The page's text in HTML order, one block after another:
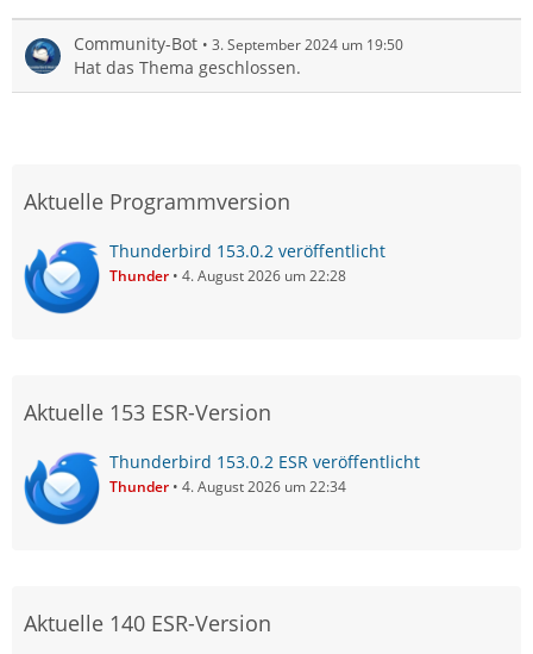
Community-Bot 3. September 2024 um 19:50
Hat das Thema geschlossen.
Aktuelle Programmversion
Thunderbird 153.0.2 veröffentlicht
Thunder 4. August 2026 um 22:28
Aktuelle 153 ESR-Version
Thunderbird 153.0.2 ESR veröffentlicht
Thunder 4. August 2026 um 22:34
Aktuelle 140 ESR-Version